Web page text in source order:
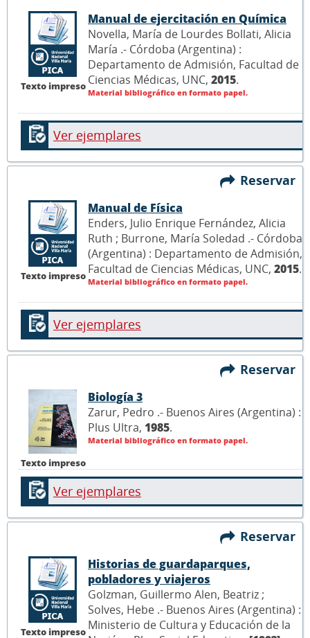
Texto impreso
Manual de ejercitación en Química
Novella, María de Lourdes Bollati, Alicia
María .- Córdoba (Argentina) :
Departamento de Admisión, Facultad de
Ciencias Médicas, UNC, 2015.
Material bibliográfico en formato papel.
Ver ejemplares
Reservar
Texto impreso
Manual de Física
Enders, Julio Enrique Fernández, Alicia
Ruth ; Burrone, María Soledad .- Córdoba
(Argentina) : Departamento de Admisión,
Facultad de Ciencias Médicas, UNC, 2015.
Material bibliográfico en formato papel.
Ver ejemplares
Reservar
Texto impreso
Biología 3
Zarur, Pedro .- Buenos Aires (Argentina) :
Plus Ultra, 1985.
Material bibliográfico en formato papel.
Ver ejemplares
Reservar
Texto impreso
Historias de guardaparques,
pobladores y viajeros
Golzman, Guillermo Alen, Beatriz ;
Solves, Hebe .- Buenos Aires (Argentina) :
Ministerio de Cultura y Educación de la